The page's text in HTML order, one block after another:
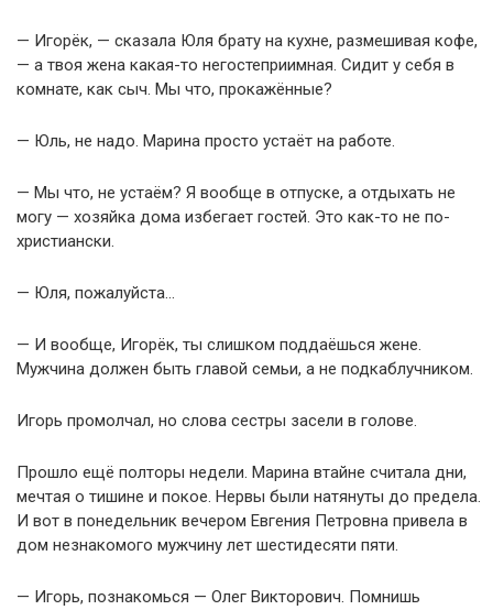
— Игорёк, — сказала Юля брату на кухне, размешивая кофе,
— а твоя жена какая-то негостеприимная. Сидит у себя в
комнате, как сыч. Мы что, прокажённые?
— Юль, не надо. Марина просто устаёт на работе.
— Мы что, не устаём? Я вообще в отпуске, а отдыхать не
могу — хозяйка дома избегает гостей. Это как-то не по-
христиански.
— Юля, пожалуйста…
— И вообще, Игорёк, ты слишком поддаёшься жене.
Мужчина должен быть главой семьи, а не подкаблучником.
Игорь промолчал, но слова сестры засели в голове.
Прошло ещё полторы недели. Марина втайне считала дни,
мечтая о тишине и покое. Нервы были натянуты до предела.
И вот в понедельник вечером Евгения Петровна привела в
дом незнакомого мужчину лет шестидесяти пяти.
— Игорь, познакомься — Олег Викторович. Помнишь